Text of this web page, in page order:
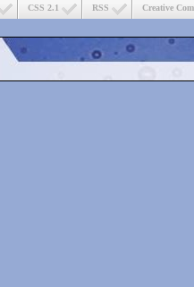
Creative
RSS
CSS 2.1